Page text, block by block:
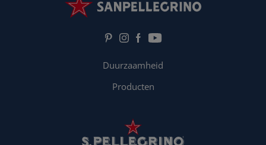
Duurzaamheid
Producten